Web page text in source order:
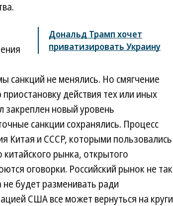
Дональд Трамп хочет
приватизировать Украину
санкций не менялись. Но смягчение
действия тех или иных
новый уровень
санкции сохранялись. Процесс
Китая и СССР, которыми пользовались
рынка, открытого
оговорки. Российский рынок не так
будет разменивать ради
США все может вернуться на круги